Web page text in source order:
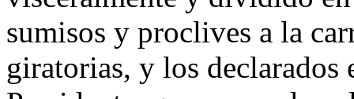
sumisos y proclives a la
giratorias, y los declarados